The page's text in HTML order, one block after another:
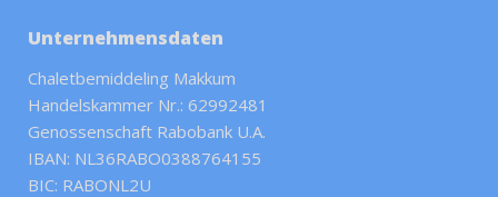
Unternehmensdaten
Chaletbemiddeling Makkum
Handelskammer Nr.: 62992481
Genossenschaft Rabobank U.A.
IBAN: NL36RABO0388764155
BIC: RABONL2U